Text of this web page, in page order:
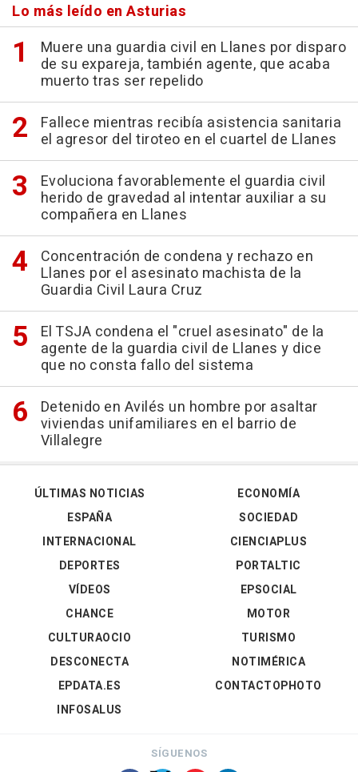
Lo más leído en Asturias
Muere una guardia civil en Llanes por disparo
de su expareja, también agente, que acaba
muerto tras ser repelido
Fallece mientras recibía asistencia sanitaria
el agresor del tiroteo en el cuartel de Llanes
Evoluciona favorablemente el guardia civil
herido de gravedad al intentar auxiliar a su
compañera en Llanes
Concentración de condena y rechazo en
Llanes por el asesinato machista de la
Guardia Civil Laura Cruz
El TSJA condena el "cruel asesinato" de la
agente de la guardia civil de Llanes y dice
que no consta fallo del sistema
Detenido en Avilés un hombre por asaltar
viviendas unifamiliares en el barrio de
Villalegre
ÚLTIMAS NOTICIAS
ESPAÑA
INTERNACIONAL
DEPORTES
VÍDEOS
ECONOMÍA
SOCIEDAD
CIENCIAPLUS
PORTALTIC
EPSOCIAL
CHANCE
CULTURAOCIO
DESCONECTA
EPDATA.ES
INFOSALUS
MOTOR
TURISMO
NOTIMÉRICA
CONTACTOPHOTO
SÍGUENOS